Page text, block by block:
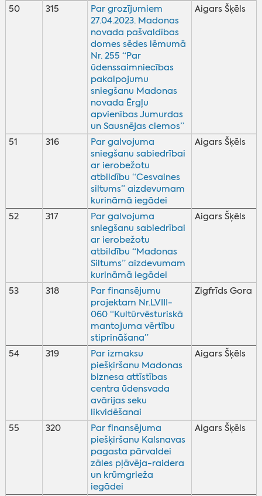
50 315
Par grozījumiem
27.04.2023. Madonas
novada pašvaldības
domes sēdes lēmumā
Nr. 255 “Par
ūdenssaimniecības
pakalpojumu
sniegšanu Madonas
novada Ērgļu
apvienības Jumurdas
un Sausnējas ciemos”
Aigars Šķēls
51 316
Par galvojuma
sniegšanu sabiedrībai
ar ierobežotu
atbildību “Cesvaines
siltums” aizdevumam
kurināmā iegādei
Aigars Šķēls
52 317
Par galvojuma
sniegšanu sabiedrībai
ar ierobežotu
atbildību “Madonas
Siltums” aizdevumam
kurināmā iegādei
Aigars Šķēls
53 318
Par finansējumu
projektam Nr.LVIII-
060 “Kultūrvēsturiskā
mantojuma vērtību
stiprināšana”
Zigfrīds Gora
54 319
Par izmaksu
piešķiršanu Madonas
biznesa attīstības
centra ūdensvada
avārijas seku
likvidēšanai
Aigars Šķēls
55 320
Par finansējuma
piešķiršanu Kalsnavas
pagasta pārvaldei
zāles pļāvēja-raidera
un krūmgrieža
iegādei
Aigars Šķēls